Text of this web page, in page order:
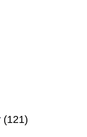
(121)